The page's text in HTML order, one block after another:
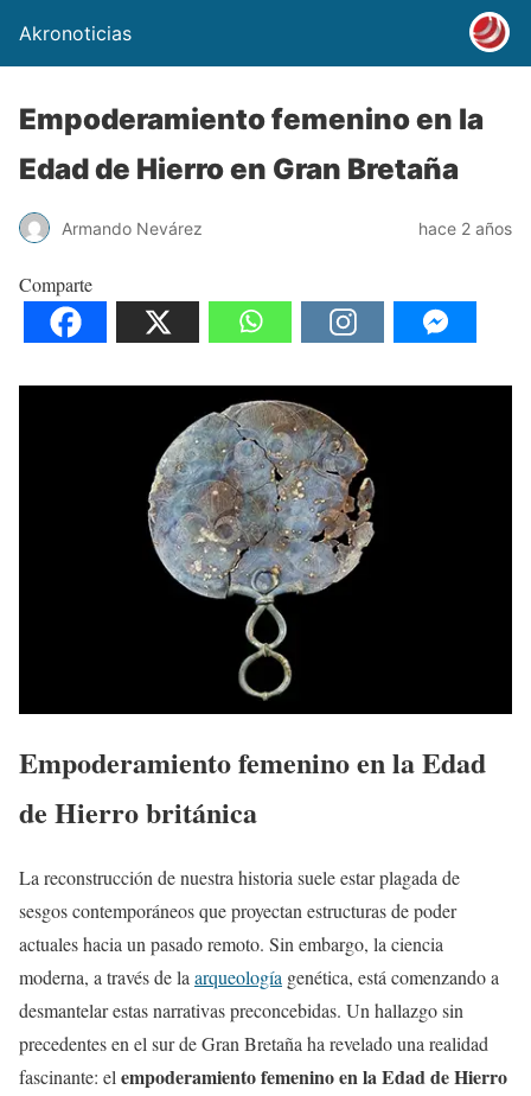
Akronoticias
Empoderamiento femenino en la
Edad de Hierro en Gran Bretaña
Armando Nevárez hace 2 años
Comparte
Empoderamiento femenino en la Edad
de Hierro británica
La reconstrucción de nuestra historia suele estar plagada de
sesgos contemporáneos que proyectan estructuras de poder
actuales hacia un pasado remoto. Sin embargo, la ciencia
moderna, a través de la arqueología genética, está comenzando a
desmantelar estas narrativas preconcebidas. Un hallazgo sin
precedentes en el sur de Gran Bretaña ha revelado una realidad
fascinante: el empoderamiento femenino en la Edad de Hierro